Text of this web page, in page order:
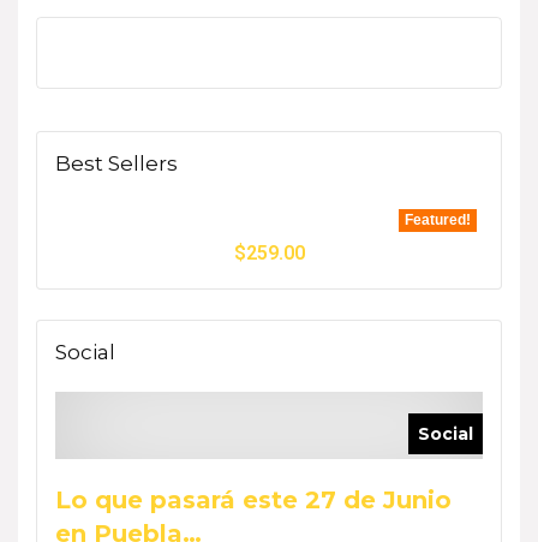
Best Sellers
Featured!
$259.00
Social
Social
Lo que pasará este 27 de Junio
en Puebla…